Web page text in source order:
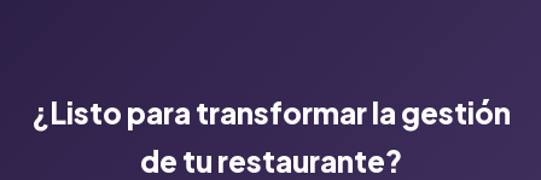
¿Listo para transformar la gestión
de tu restaurante?